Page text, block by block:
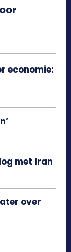
economie:
met Iran
over